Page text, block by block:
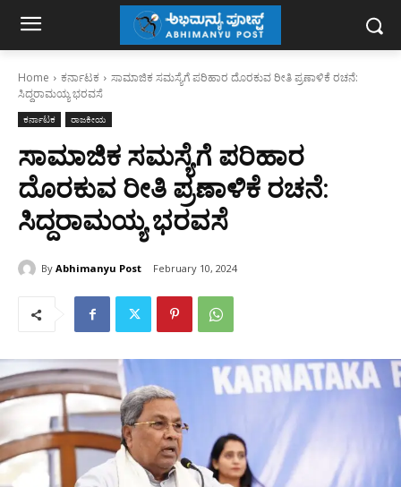
Home ಕರ್ನಾಟಕ
ಸಾಮಾಜಿಕ‌ ಸಮಸ್ಯೆಗೆ ಪರಿಹಾರ ದೊರಕುವ ರೀತಿ ಪ್ರಣಾಳಿಕೆ‌ ರಚನೆ:
ಸಿದ್ದರಾಮಯ್ಯ ಭರವಸೆ
ಕರ್ನಾಟಕ ರಾಜಕೀಯ
ಸಾಮಾಜಿಕ‌ ಸಮಸ್ಯೆಗೆ ಪರಿಹಾರ
ದೊರಕುವ ರೀತಿ ಪ್ರಣಾಳಿಕೆ‌ ರಚನೆ:
ಸಿದ್ದರಾಮಯ್ಯ ಭರವಸೆ
By Abhimanyu Post February 10, 2024